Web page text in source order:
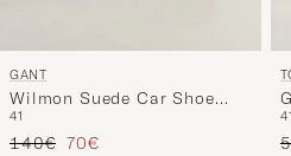
GANT
Wilmon Suede Car Shoe
Marine
41
Prix ordinaire
140€ Prix réduit
70€